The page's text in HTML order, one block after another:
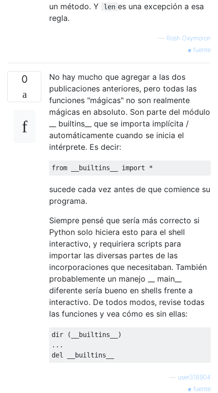
un método. Y
len es una excepción a esa
regla.
— Rosh Oxymoron
fuente
0
No hay mucho que agregar a las dos
publicaciones anteriores, pero todas las
funciones "mágicas" no son realmente
mágicas en absoluto. Son parte del módulo
__ builtins__ que se importa implícita /
automáticamente cuando se inicia el
intérprete. Es decir:
from __builtins__ import *
sucede cada vez antes de que comience su
programa.
Siempre pensé que sería más correcto si
Python solo hiciera esto para el shell
interactivo, y requiriera scripts para
importar las diversas partes de las
incorporaciones que necesitaban. También
probablemente un manejo __ main__
diferente sería bueno en shells frente a
interactivo. De todos modos, revise todas
las funciones y vea cómo es sin ellas:
dir ( __builtins__
)
...
del
__builtins__
user318904
fuente